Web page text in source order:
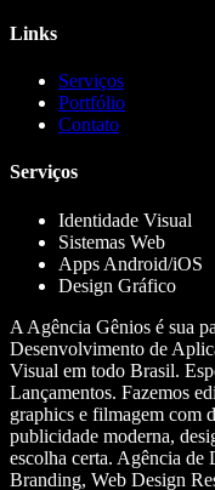
Links
Serviços
Portfólio
Contato
Serviços
Identidade Visual
Sistemas Web
Apps Android/iOS
Design Gráfico
A Agência Gênios é sua
Desenvolvimento de
Visual em todo Brasil.
Lançamentos. Fazemos
graphics e filmagem com
publicidade moderna,
escolha certa. Agência
Branding, Web Design